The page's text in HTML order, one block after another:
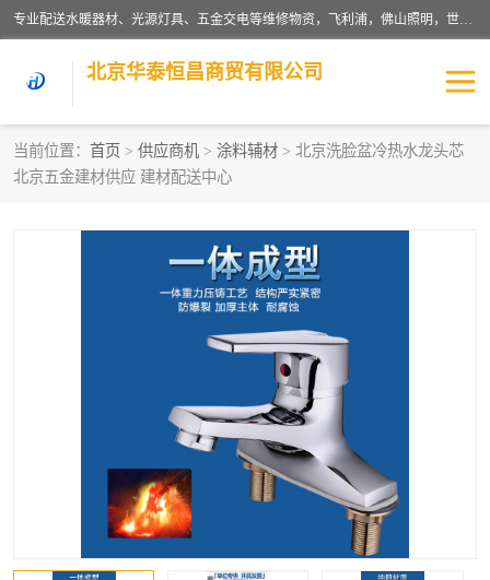
专业配送水暖器材、光源灯具、五金交电等维修物资，飞利浦，佛山照明，世达，博世，九牧，特陶等各产品涉及国内外知名品牌。公司专注与物业、学校、酒店、工厂等单位合作，提供一站式配送服务，降低客户综合成本。依托电子商务改变传统模式，以专业的团队为客户提供24H物资配送到达，货到月结、统一开票，便捷退换等服务，提高了企业的运营效率。
北京华泰恒昌商贸有限公司
当前位置： 首页 > 供应商机 > 涂料辅材 > 北京洗脸盆冷热水龙头芯
北京五金建材供应 建材配送中心
水暖阀门
涂料辅材